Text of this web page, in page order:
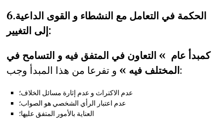
6.الحكمة في التعامل مع النشطاء و القوى الداعية
إلى التغيير:
كمبدأ عام » التعاون في المتفق فيه و التسامح في
المختلف فيه »و تفرعا من هذا المبدأ وجب:
عدم الاكتراث و عدم إثارة مسائل الخلاف؛
عدم اعتبار الرأي الشخصي هو الصواب؛
العناية بالأمور المتفق عليها؛